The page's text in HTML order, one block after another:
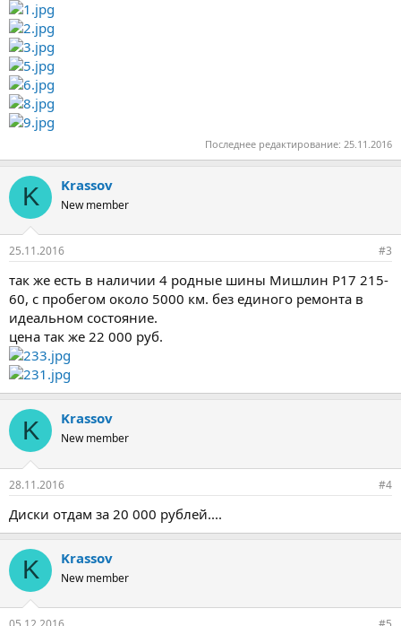
Последнее редактирование: 25.11.2016
K Krassov
New member
25.11.2016 #3
так же есть в наличии 4 родные шины Мишлин Р17 215-
60, с пробегом около 5000 км. без единого ремонта в
идеальном состояние.
цена так же 22 000 руб.
K Krassov
New member
28.11.2016 #4
Диски отдам за 20 000 рублей....
K Krassov
New member